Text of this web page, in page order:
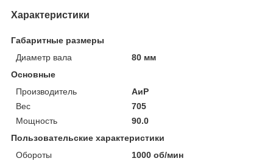
Характеристики
Габаритные размеры
Диаметр вала
80 мм
Основные
Производитель
АиР
Вес
705
Мощность
90.0
Пользовательские характеристики
Обороты
1000 об/мин